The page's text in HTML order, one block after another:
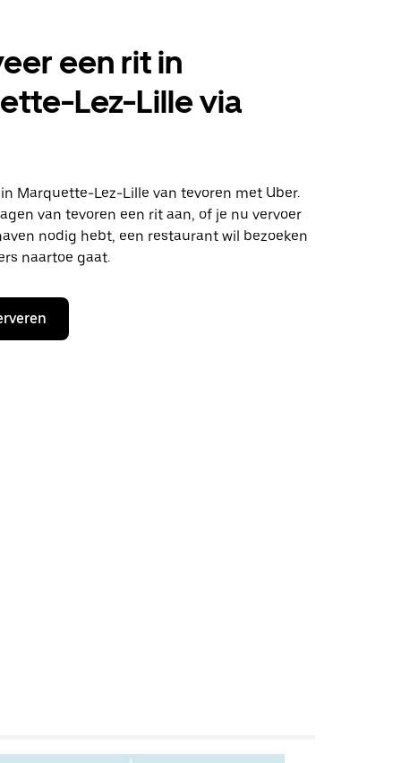
een rit in
Lez-Lille via
Marquette-Lez-Lille van tevoren met Uber.
van tevoren een rit aan, of je nu vervoer
nodig hebt, een restaurant wil bezoeken
naartoe gaat.